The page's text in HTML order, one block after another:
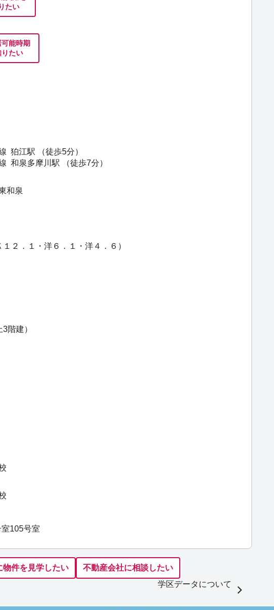
たい
可能時期
りたい
狛江駅 （徒歩5分）
和泉多摩川駅 （徒歩7分）
和泉
２．１・洋６．１・洋４．６）
階建）
105号室
物件を見学したい
不動産会社に相談したい
学区データについて